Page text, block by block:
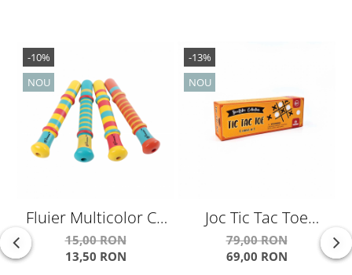
-10%
NOU
Fluier Multicolor Cu
Sunet De Rata
''Classic''
15,00 RON
13,50 RON
-13%
NOU
Joc Tic Tac Toe
Colectia Retro (X si 0)
79,00 RON
69,00 RON